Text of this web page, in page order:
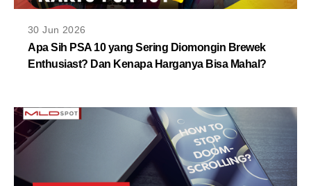
30 Jun 2026
Apa Sih PSA 10 yang Sering Diomongin Brewek
Enthusiast? Dan Kenapa Harganya Bisa Mahal?